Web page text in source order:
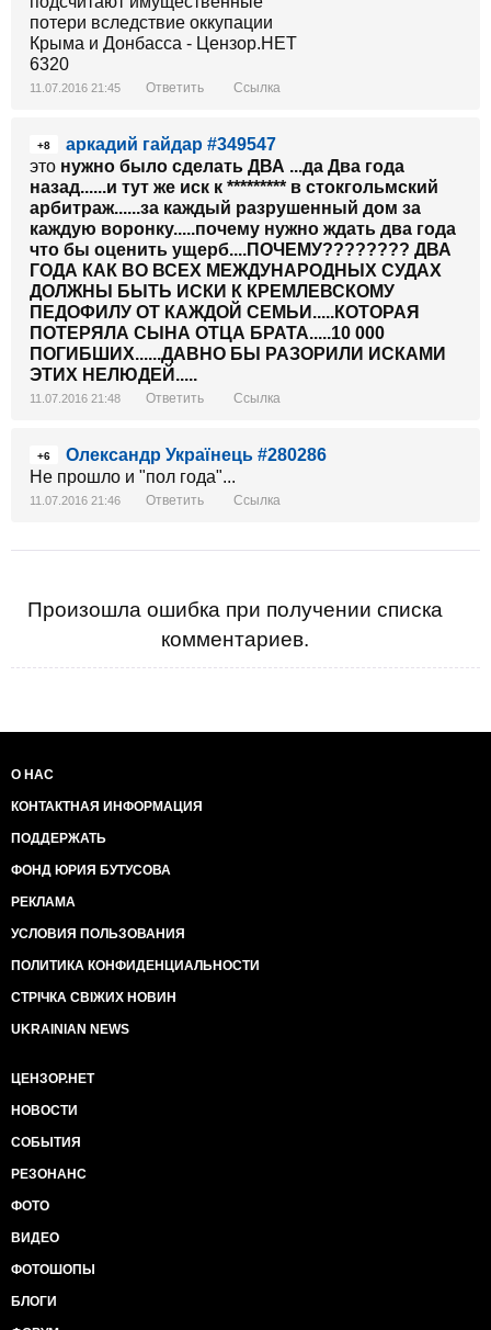
11.07.2016 21:45 Ответить Ссылка
+8
аркадий гайдар #349547
это нужно было сделать ДВА ...да Два года
назад......и тут же иск к ********* в стокгольмский
арбитраж......за каждый разрушенный дом за
каждую воронку.....почему нужно ждать два года
что бы оценить ущерб....ПОЧЕМУ???????? ДВА
ГОДА КАК ВО ВСЕХ МЕЖДУНАРОДНЫХ СУДАХ
ДОЛЖНЫ БЫТЬ ИСКИ К КРЕМЛЕВСКОМУ
ПЕДОФИЛУ ОТ КАЖДОЙ СЕМЬИ.....КОТОРАЯ
ПОТЕРЯЛА СЫНА ОТЦА БРАТА.....10 000
ПОГИБШИХ......ДАВНО БЫ РАЗОРИЛИ ИСКАМИ
ЭТИХ НЕЛЮДЕЙ.....
11.07.2016 21:48 Ответить Ссылка
+6
Олександр Українець #280286
Не прошло и "пол года"...
11.07.2016 21:46 Ответить Ссылка
Произошла ошибка при получении списка
комментариев.
О НАС
КОНТАКТНАЯ ИНФОРМАЦИЯ
ПОДДЕРЖАТЬ
ФОНД ЮРИЯ БУТУСОВА
РЕКЛАМА
УСЛОВИЯ ПОЛЬЗОВАНИЯ
ПОЛИТИКА КОНФИДЕНЦИАЛЬНОСТИ
СТРІЧКА СВІЖИХ НОВИН
UKRAINIAN NEWS
ЦЕНЗОР.НЕТ
НОВОСТИ
СОБЫТИЯ
РЕЗОНАНС
ФОТО
ВИДЕО
ФОТОШОПЫ
БЛОГИ